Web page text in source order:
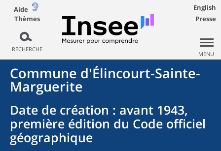
Aide
Thèmes
RECHERCHE
English
Presse
MENU
Commune d'Élincourt-Sainte-
Marguerite
Date de création : avant 1943,
première édition du Code officiel
géographique